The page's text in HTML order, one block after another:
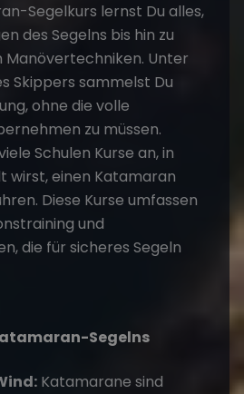
Segelkurs lernst Du alles,
des Segelns bis hin zu
Unter
Skippers sammelst Du
ohne die volle
zu müssen.
Schulen Kurse an, in
wirst, einen Katamaran
Diese Kurse umfassen
und
die für sicheres Segeln
Segelns
Katamarane sind